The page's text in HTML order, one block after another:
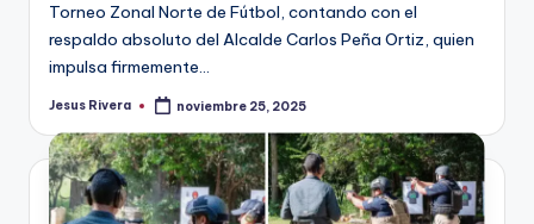
Torneo Zonal Norte de Fútbol, contando con el
respaldo absoluto del Alcalde Carlos Peña Ortiz, quien
impulsa firmemente…
Publicado
Jesus Rivera noviembre 25, 2025